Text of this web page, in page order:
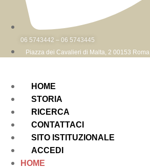
06 5743442 – 06 5743445
Piazza dei Cavalieri di Malta, 2 00153 Roma
HOME
STORIA
RICERCA
CONTATTACI
SITO ISTITUZIONALE
ACCEDI
HOME